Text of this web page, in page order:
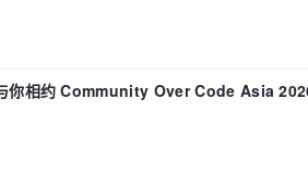
你相约 Community Over Code Asia